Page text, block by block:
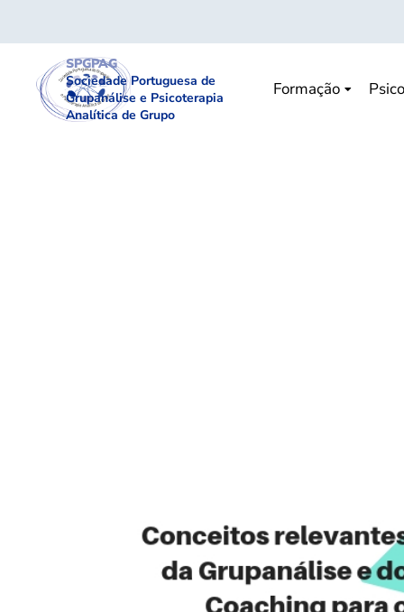
SPGPAG
Sociedade Portuguesa de
Grupanálise e Psicoterapia
Analítica de Grupo
Formação